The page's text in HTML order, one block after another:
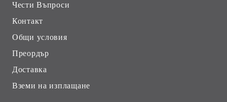
Чести Въпроси
Контакт
Общи условия
Преордър
Доставка
Вземи на изплащане